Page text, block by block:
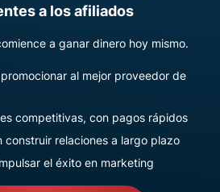
a los afiliados
a ganar dinero hoy mismo.
al mejor proveedor de
competitivas, con pagos rápidos
construir relaciones a largo plazo
el éxito en marketing